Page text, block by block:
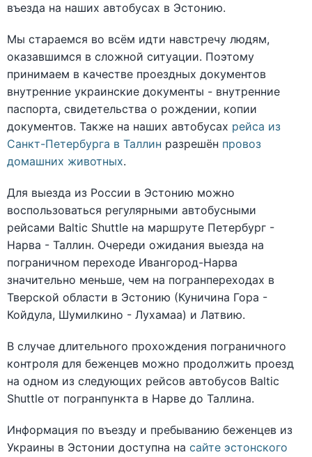
въезда на наших автобусах в Эстонию.
Мы стараемся во всём идти навстречу людям,
оказавшимся в сложной ситуации. Поэтому
принимаем в качестве проездных документов
внутренние украинские документы - внутренние
паспорта, свидетельства о рождении, копии
документов. Также на наших автобусах рейса из
Санкт-Петербурга в Таллин разрешён провоз
домашних животных.
Для выезда из России в Эстонию можно
воспользоваться регулярными автобусными
рейсами Baltic Shuttle на маршруте Петербург -
Нарва - Таллин. Очереди ожидания выезда на
пограничном переходе Ивангород-Нарва
значительно меньше, чем на погранпереходах в
Тверской области в Эстонию (Куничина Гора -
Койдула, Шумилкино - Лухамаа) и Латвию.
В случае длительного прохождения пограничного
контроля для беженцев можно продолжить проезд
на одном из следующих рейсов автобусов Baltic
Shuttle от погранпункта в Нарве до Таллина.
Информация по въезду и пребыванию беженцев из
Украины в Эстонии доступна на сайте эстонского